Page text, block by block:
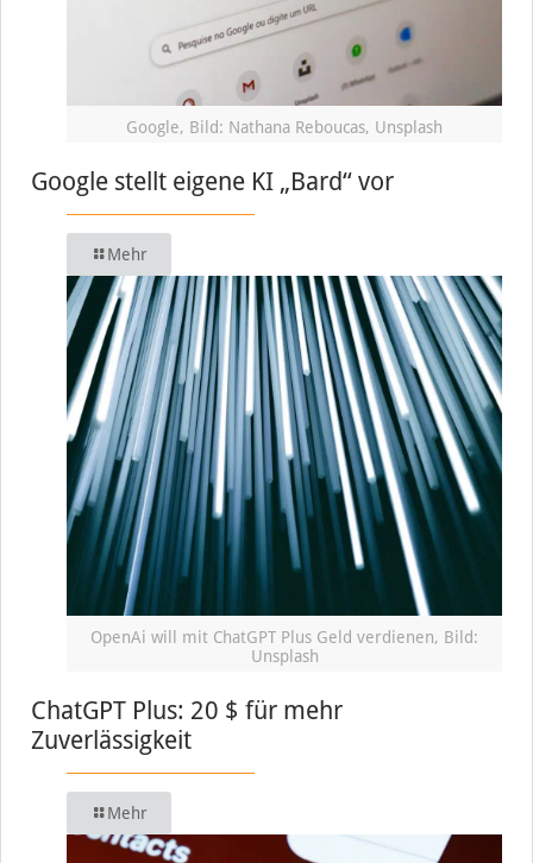
Google, Bild: Nathana Reboucas, Unsplash
Google stellt eigene KI „Bard“ vor
Mehr
OpenAi will mit ChatGPT Plus Geld verdienen, Bild:
Unsplash
ChatGPT Plus: 20 $ für mehr
Zuverlässigkeit
Mehr